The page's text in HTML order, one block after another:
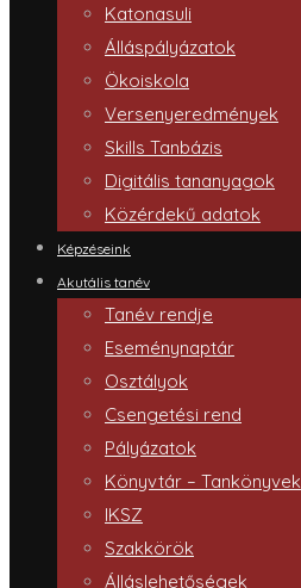
Katonasuli
Álláspályázatok
Ökoiskola
Versenyeredmények
Skills Tanbázis
Digitális tananyagok
Közérdekű adatok
Képzéseink
Akutális tanév
Tanév rendje
Eseménynaptár
Osztályok
Csengetési rend
Pályázatok
Könyvtár – Tankönyvek
IKSZ
Szakkörök
Álláslehetőségek